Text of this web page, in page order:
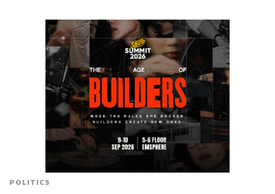
POLITICS